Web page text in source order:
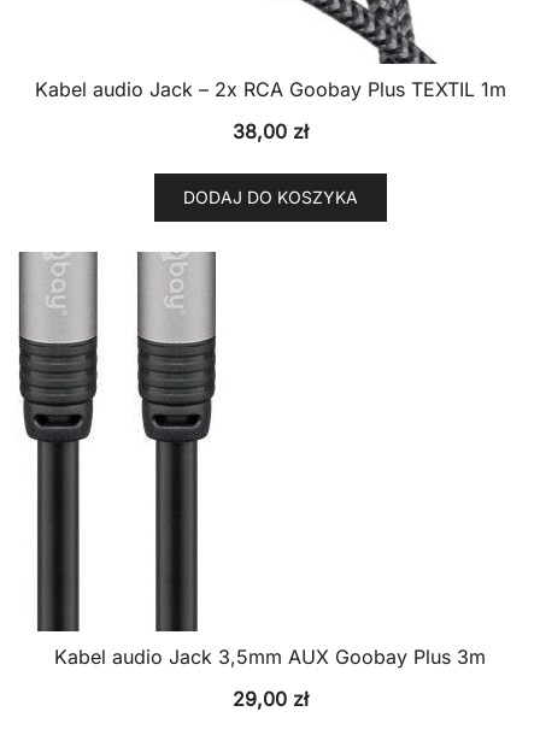
Kabel audio Jack – 2x RCA Goobay Plus TEXTIL 1m
38,00 zł
DODAJ DO KOSZYKA
Kabel audio Jack 3,5mm AUX Goobay Plus 3m
29,00 zł